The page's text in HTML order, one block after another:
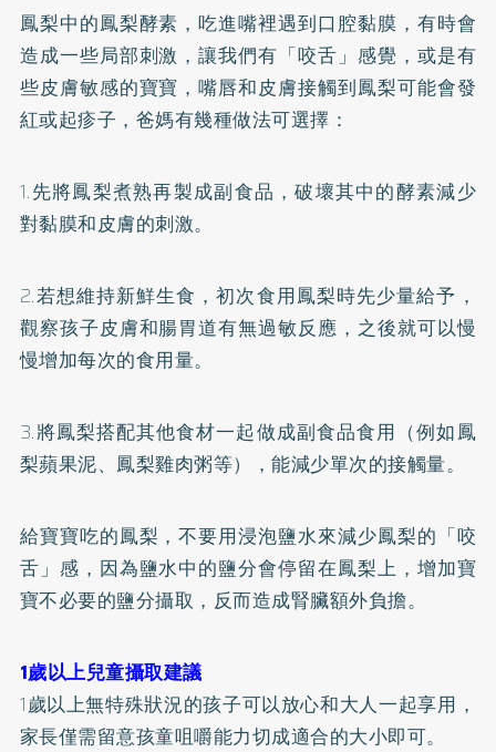
鳳梨中的鳳梨酵素，吃進嘴裡遇到口腔黏膜，有時會
造成一些局部刺激，讓我們有「咬舌」感覺，或是有
些皮膚敏感的寶寶，嘴唇和皮膚接觸到鳳梨可能會發
紅或起疹子，爸媽有幾種做法可選擇：
1.先將鳳梨煮熟再製成副食品，破壞其中的酵素減少
對黏膜和皮膚的刺激。
2.若想維持新鮮生食，初次食用鳳梨時先少量給予，
觀察孩子皮膚和腸胃道有無過敏反應，之後就可以慢
慢增加每次的食用量。
3.將鳳梨搭配其他食材一起做成副食品食用（例如鳳
梨蘋果泥、鳳梨雞肉粥等），能減少單次的接觸量。
給寶寶吃的鳳梨，不要用浸泡鹽水來減少鳳梨的「咬
舌」感，因為鹽水中的鹽分會停留在鳳梨上，增加寶
寶不必要的鹽分攝取，反而造成腎臟額外負擔。
1歲以上兒童攝取建議
1歲以上無特殊狀況的孩子可以放心和大人一起享用，
家長僅需留意孩童咀嚼能力切成適合的大小即可。